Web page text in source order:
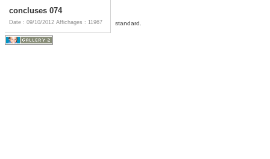
concluses 074
Date : 09/10/2012 Affichages : 11967 standard.